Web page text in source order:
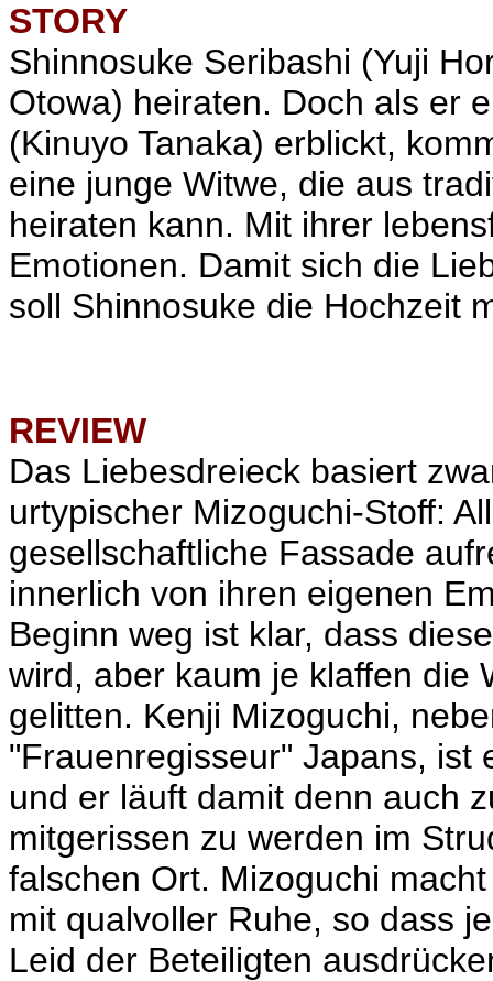
STORY
Shinnosuke Seribashi (Yuji
Otowa) heiraten. Doch als er
(Kinuyo Tanaka) erblickt,
eine junge Witwe, die aus
heiraten kann. Mit ihrer
Emotionen. Damit sich die
soll Shinnosuke die Hochzeit
REVIEW
Das Liebesdreieck basiert
urtypischer Mizoguchi-Stoff:
gesellschaftliche Fassade
innerlich von ihren eigenen
Beginn weg ist klar, dass
wird, aber kaum je klaffen die
gelitten. Kenji Mizoguchi,
"Frauenregisseur" Japans, ist
und er läuft damit denn auch
mitgerissen zu werden im
falschen Ort. Mizoguchi
mit qualvoller Ruhe, so dass
Leid der Beteiligten